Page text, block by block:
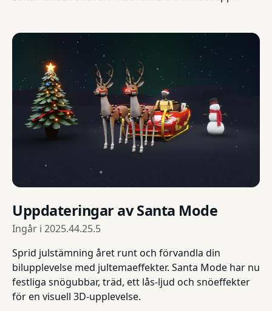
Uppdateringar av Santa Mode
Ingår i 2025.44.25.5
Sprid julstämning året runt och förvandla din
bilupplevelse med jultemaeffekter. Santa Mode har nu
festliga snögubbar, träd, ett lås-ljud och snöeffekter
för en visuell 3D-upplevelse.